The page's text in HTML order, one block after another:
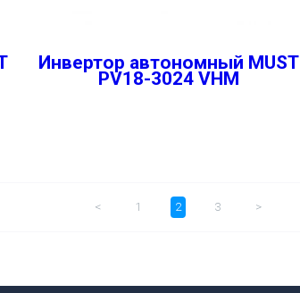
Инвертор автономный MUST
PV18-3024 VHM
< 1 2 3 >